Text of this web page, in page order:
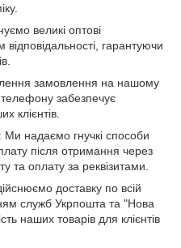
великі оптові
гарантуючи
замовлення на нашому
забезпечує
клієнтів.
: Ми надаємо гнучкі способи
після отримання через
та оплату за реквізитами.
доставку по всій
служб Укрпошта та "Нова
наших товарів для клієнтів